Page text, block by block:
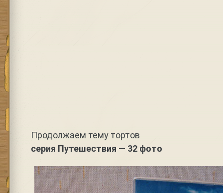
Продолжаем тему тортов
серия Путешествия — 32 фото